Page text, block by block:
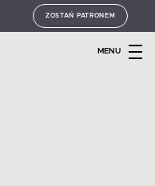
ZOSTAŃ PATRONEM
MENU